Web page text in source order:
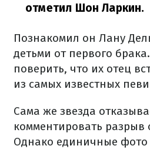
отметил Шон Ларкин.
Познакомил он Лану
детьми от первого
поверить, что их отец
из самых известных
Сама же звезда
комментировать
Однако единичные